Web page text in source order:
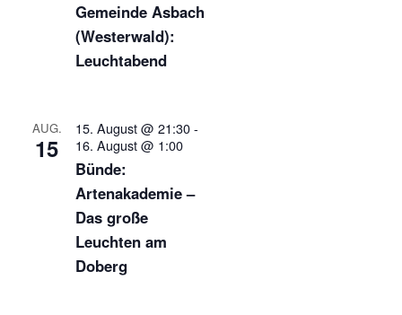
Gemeinde Asbach
(Westerwald):
Leuchtabend
AUG.
15
15. August @ 21:30-
16. August @ 1:00
Bünde:
Artenakademie –
Das große
Leuchten am
Doberg